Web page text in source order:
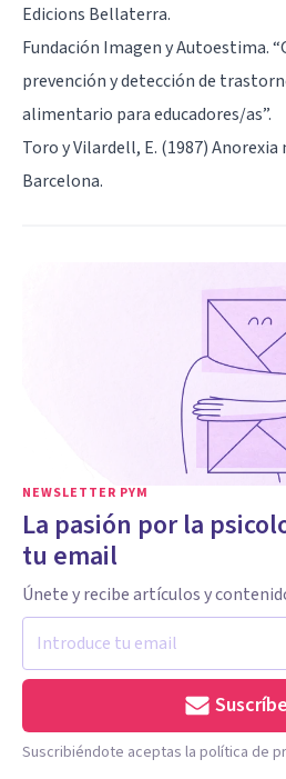
Edicions Bellaterra.
Fundación Imagen y Autoestima.
prevención y detección de
alimentario para educadores/as”.
Toro y Vilardell, E. (1987)
Barcelona.
NEWSLETTER PYM
La pasión por la
tu email
Únete y recibe artículos y
Suscribiéndote aceptas la política de